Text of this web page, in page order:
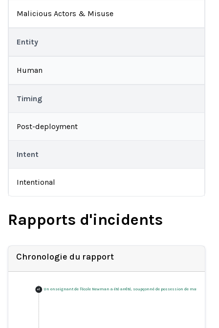
Malicious Actors & Misuse
Entity
Human
Timing
Post-deployment
Intent
Intentional
Rapports d'incidents
Chronologie du rapport
+1 Un enseignant de l'école Newman a été arrêté, soupçonné de possession de matériel